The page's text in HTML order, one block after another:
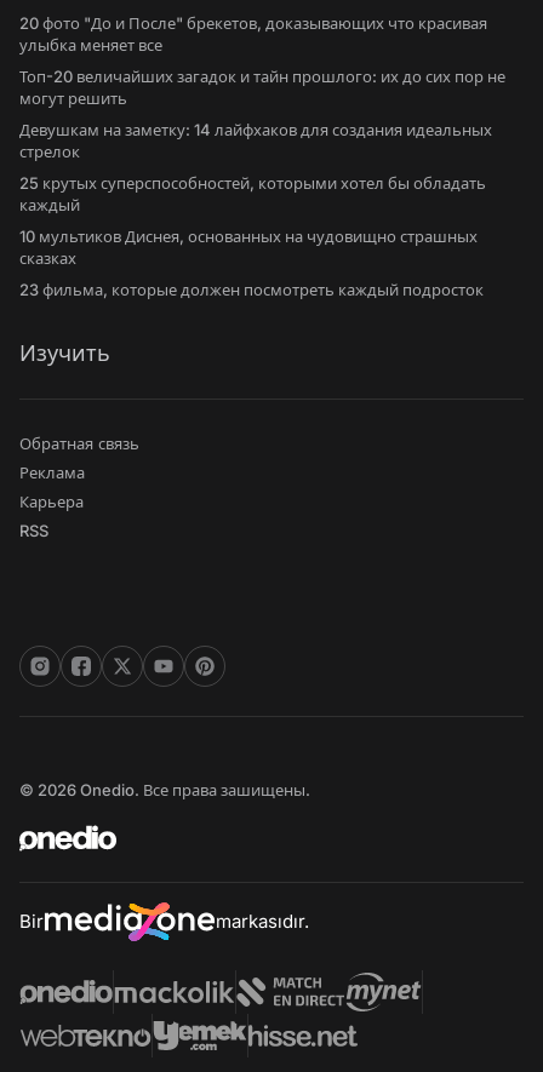
20 фото "До и После" брекетов, доказывающих что красивая
улыбка меняет все
Топ-20 величайших загадок и тайн прошлого: их до сих пор не
могут решить
Девушкам на заметку: 14 лайфхаков для создания идеальных
стрелок
25 крутых суперспособностей, которыми хотел бы обладать
каждый
10 мультиков Диснея, основанных на чудовищно страшных
сказках
23 фильма, которые должен посмотреть каждый подросток
Изучить
Обратная связь
Реклама
Карьера
RSS
© 2026 Onedio. Все права зашищены.
Bir markasıdır.